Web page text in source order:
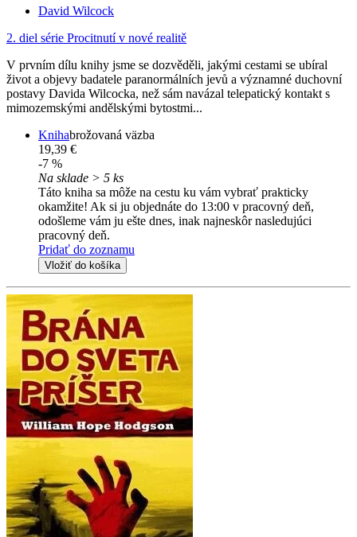
David Wilcock
2. diel série Procitnutí v nové realitě
V prvním dílu knihy jsme se dozvěděli, jakými cestami se ubíral
život a objevy badatele paranormálních jevů a významné duchovní
postavy Davida Wilcocka, než sám navázal telepatický kontakt s
mimozemskými andělskými bytostmi...
Knihabrožovaná väzba
19,39 €
-7 %
Na sklade > 5 ks
Táto kniha sa môže na cestu ku vám vybrať prakticky
okamžite! Ak si ju objednáte do 13:00 v pracovný deň,
odošleme vám ju ešte dnes, inak najneskôr nasledujúci
pracovný deň.
Pridať do zoznamu
Vložiť do košíka